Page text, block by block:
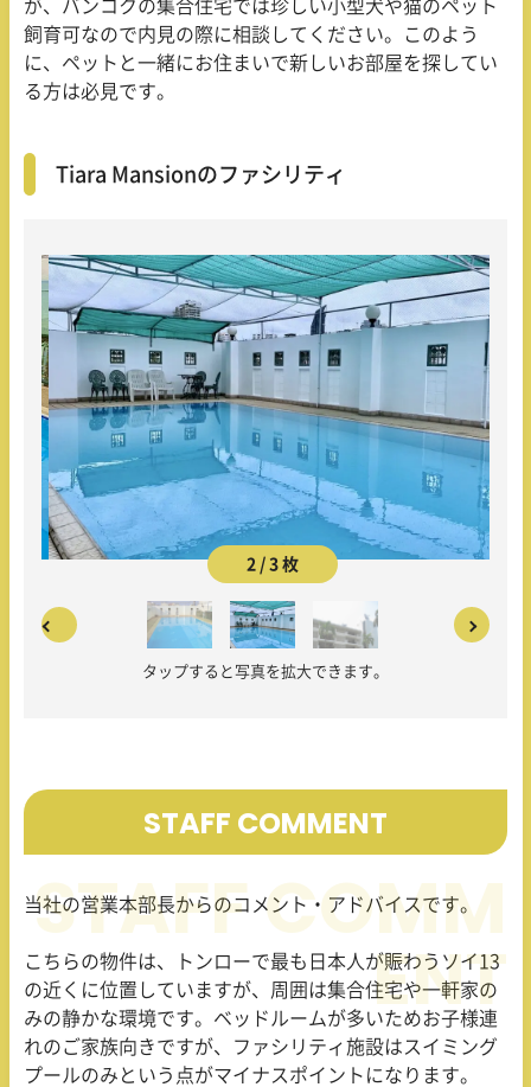
が、バンコクの集合住宅では珍しい小型犬や猫のペット
飼育可なので内見の際に相談してください。このよう
に、ペットと一緒にお住まいで新しいお部屋を探してい
る方は必見です。
Tiara Mansionのファシリティ
2 / 3 枚
タップすると写真を拡大できます。
STAFF COMMENT
当社の営業本部長からのコメント・アドバイスです。
こちらの物件は、トンローで最も日本人が賑わうソイ13
の近くに位置していますが、周囲は集合住宅や一軒家の
みの静かな環境です。ベッドルームが多いためお子様連
れのご家族向きですが、ファシリティ施設はスイミング
プールのみという点がマイナスポイントになります。